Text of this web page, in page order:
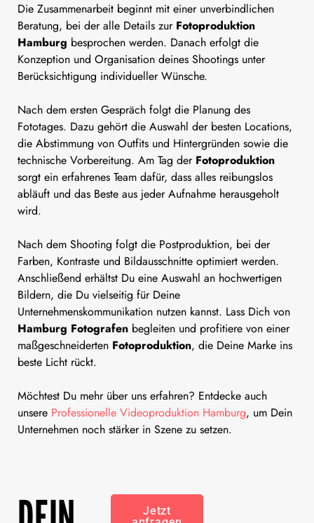
Die Zusammenarbeit beginnt mit einer unverbindlichen
Beratung, bei der alle Details zur Fotoproduktion
Hamburg besprochen werden. Danach erfolgt die
Konzeption und Organisation deines Shootings unter
Berücksichtigung individueller Wünsche.
Nach dem ersten Gespräch folgt die Planung des
Fototages. Dazu gehört die Auswahl der besten Locations,
die Abstimmung von Outfits und Hintergründen sowie die
technische Vorbereitung. Am Tag der Fotoproduktion
sorgt ein erfahrenes Team dafür, dass alles reibungslos
abläuft und das Beste aus jeder Aufnahme herausgeholt
wird.
Nach dem Shooting folgt die Postproduktion, bei der
Farben, Kontraste und Bildausschnitte optimiert werden.
Anschließend erhältst Du eine Auswahl an hochwertigen
Bildern, die Du vielseitig für Deine
Unternehmenskommunikation nutzen kannst. Lass Dich von
Hamburg Fotografen begleiten und profitiere von einer
maßgeschneiderten Fotoproduktion, die Deine Marke ins
beste Licht rückt.
Möchtest Du mehr über uns erfahren? Entdecke auch
unsere Professionelle Videoproduktion Hamburg, um Dein
Unternehmen noch stärker in Szene zu setzen.
Jetzt